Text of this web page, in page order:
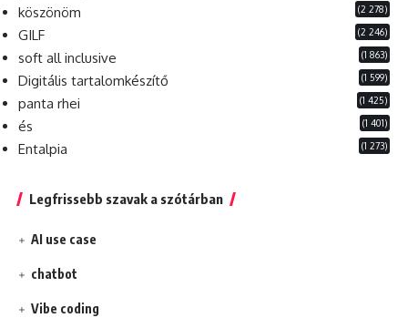
köszönöm (2 278)
GILF (2 246)
soft all inclusive (1 863)
Digitális tartalomkészítő (1 599)
panta rhei (1 425)
és (1 401)
Entalpia (1 273)
Legfrissebb szavak a szótárban
AI use case
chatbot
Vibe coding